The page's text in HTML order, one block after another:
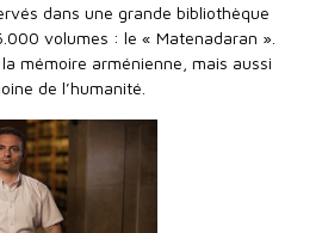
dans une grande bibliothèque
volumes : le « Matenadaran ».
mémoire arménienne, mais aussi
de l’humanité.